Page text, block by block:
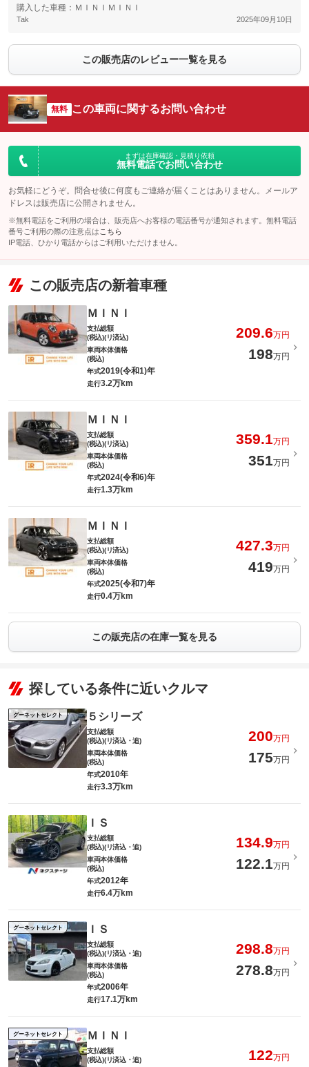
購入した車種：ＭＩＮＩＭＩＮＩ
Tak 2025年09月10日
この販売店のレビュー一覧を見る
無料 この車両に関するお問い合わせ
まずは在庫確認・見積り依頼
無料電話でお問い合わせ
お気軽にどうぞ。問合せ後に何度もご連絡が届くことはありません。メールア
ドレスは販売店に公開されません。
※無料電話をご利用の場合は、販売店へお客様の電話番号が通知されます。無料電話
番号ご利用の際の注意点は こちら
IP電話、ひかり電話からはご利用いただけません。
この販売店の新着車種
ＭＩＮＩ
支払総額
(税込)(リ済込)
209.6万円
車両本体価格
(税込)
198万円
年式2019(令和1)年
走行3.2万km
ＭＩＮＩ
支払総額
(税込)(リ済込)
359.1万円
車両本体価格
(税込)
351万円
年式2024(令和6)年
走行1.3万km
ＭＩＮＩ
支払総額
(税込)(リ済込)
427.3万円
車両本体価格
(税込)
419万円
年式2025(令和7)年
走行0.4万km
この販売店の在庫一覧を見る
探している条件に近いクルマ
グーネットセレクト ５シリーズ
支払総額
(税込)(リ済込・追)
200万円
車両本体価格
(税込)
175万円
年式2010年
走行3.3万km
ＩＳ
支払総額
(税込)(リ済込・追)
134.9万円
車両本体価格
(税込)
122.1万円
年式2012年
走行6.4万km
グーネットセレクト ＩＳ
支払総額
(税込)(リ済込・追)
298.8万円
車両本体価格
(税込)
278.8万円
年式2006年
走行17.1万km
グーネットセレクト ＭＩＮＩ
支払総額
(税込)(リ済込・追)
122万円